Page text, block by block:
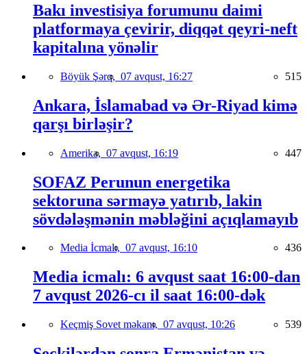
Bakı investisiya forumunu daimi
platformaya çevirir, diqqət qeyri-neft
kapitalına yönəlir
Böyük Şərq, 07 avqust, 16:27 515
Ankara, İslamabad və Ər-Riyad kimə
qarşı birləşir?
Amerika, 07 avqust, 16:19 447
SOFAZ Perunun energetika
sektoruna sərmayə yatırıb, lakin
sövdələşmənin məbləğini açıqlamayıb
Media İcmalı, 07 avqust, 16:10 436
Media icmalı: 6 avqust saat 16:00-dan
7 avqust 2026-cı il saat 16:00-dək
Keçmiş Sovet məkanı, 07 avqust, 10:26 539